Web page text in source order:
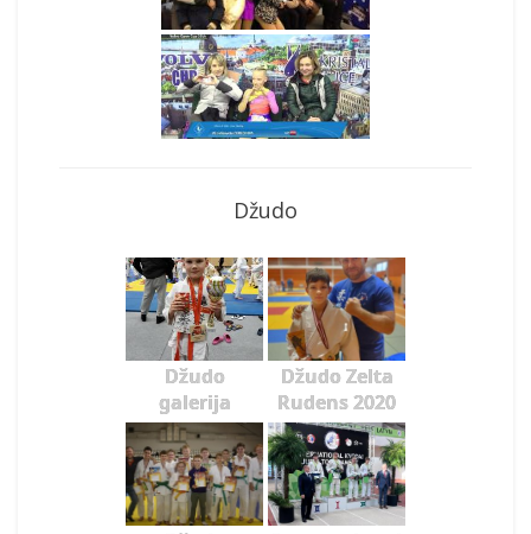
Džudo
Džudo
galerija
Džudo Zelta
Rudens 2020